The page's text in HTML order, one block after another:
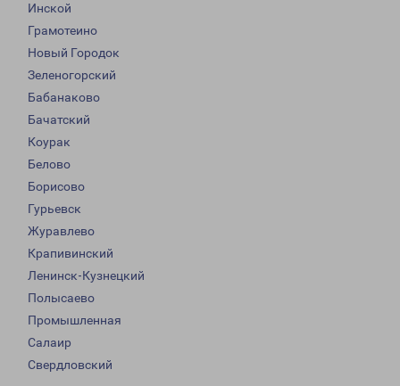
Инской
Грамотеино
Новый Городок
Зеленогорский
Бабанаково
Бачатский
Коурак
Белово
Борисово
Гурьевск
Журавлево
Крапивинский
Ленинск-Кузнецкий
Полысаево
Промышленная
Салаир
Свердловский